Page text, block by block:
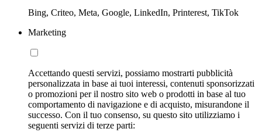
Bing, Criteo, Meta, Google, LinkedIn, Printerest, TikTok
Marketing
Accettando questi servizi, possiamo mostrarti pubblicità
personalizzata in base ai tuoi interessi, contenuti sponsorizzati
o promozioni per il nostro sito web o prodotti in base al tuo
comportamento di navigazione e di acquisto, misurandone il
successo. Con il tuo consenso, su questo sito utilizziamo i
seguenti servizi di terze parti: